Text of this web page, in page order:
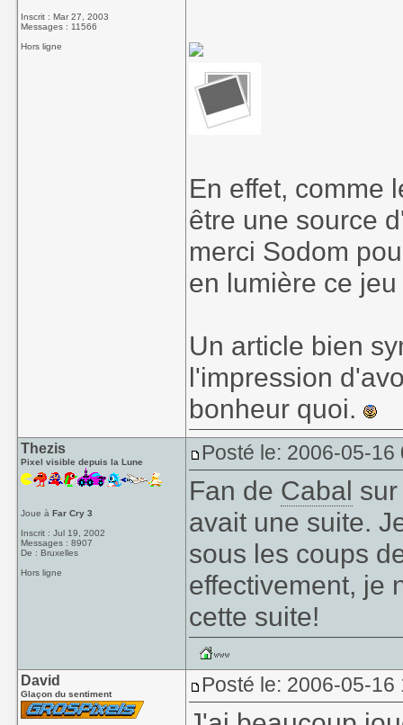
Inscrit : Mar 27, 2003
Messages : 11566
Hors ligne
En effet, comme
être une source
merci Sodom
en lumière ce
Un article bien
l'impression
bonheur quoi.
Thezis
Pixel visible depuis la Lune
Joue àFar Cry 3
Inscrit : Jul 19, 2002
Messages : 8907
De : Bruxelles
Hors ligne
Posté le: 2006-05-16
Fan de Cabal
avait une suite.
sous les coups
effectivement, je
cette suite!
David
Glaçon du sentiment Posté le: 2006-05-16